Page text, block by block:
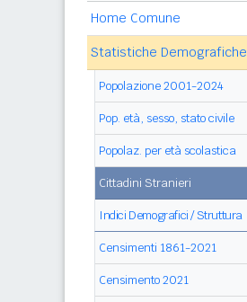
Home Comune
Statistiche Demografiche
Popolazione 2001-2024
Pop. età, sesso, stato civile
Popolaz. per età scolastica
Cittadini Stranieri
Indici Demografici / Struttura
Censimenti 1861-2021
Censimento 2021